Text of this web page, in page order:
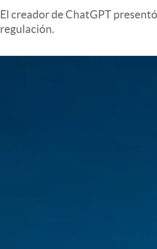
El Cronista Studio
Mediakit
El creador de ChatGPT
regulación.